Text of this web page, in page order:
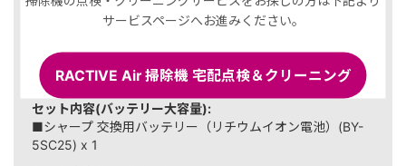
選択した商品
■シャープ 交換用バッテリー（リチウムイオン電池）(BY-
5SC17) x 1
セット内容(バッテリー大容量):
■シャープ 交換用バッテリー（リチウムイオン電池）(BY-
5SC25) x 1
サービスページへお進みください。
RACTIVE Air 掃除機 宅配点検＆クリーニング